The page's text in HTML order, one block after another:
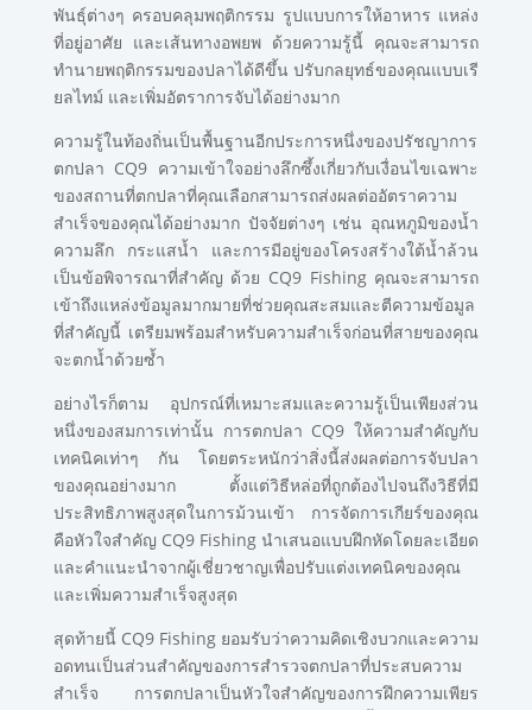
พันธุ์ต่างๆ ครอบคลุมพฤติกรรม รูปแบบการให้อาหาร แหล่ง
ที่อยู่อาศัย และเส้นทางอพยพ ด้วยความรู้นี้ คุณจะสามารถ
ทำนายพฤติกรรมของปลาได้ดีขึ้น ปรับกลยุทธ์ของคุณแบบเรี
ยลไทม์ และเพิ่มอัตราการจับได้อย่างมาก
ความรู้ในท้องถิ่นเป็นพื้นฐานอีกประการหนึ่งของปรัชญาการ
ตกปลา CQ9 ความเข้าใจอย่างลึกซึ้งเกี่ยวกับเงื่อนไขเฉพาะ
ของสถานที่ตกปลาที่คุณเลือกสามารถส่งผลต่ออัตราความ
สำเร็จของคุณได้อย่างมาก ปัจจัยต่างๆ เช่น อุณหภูมิของน้ำ
ความลึก กระแสน้ำ และการมีอยู่ของโครงสร้างใต้น้ำล้วน
เป็นข้อพิจารณาที่สำคัญ ด้วย CQ9 Fishing คุณจะสามารถ
เข้าถึงแหล่งข้อมูลมากมายที่ช่วยคุณสะสมและตีความข้อมูล
ที่สำคัญนี้ เตรียมพร้อมสำหรับความสำเร็จก่อนที่สายของคุณ
จะตกน้ำด้วยซ้ำ
อย่างไรก็ตาม อุปกรณ์ที่เหมาะสมและความรู้เป็นเพียงส่วน
หนึ่งของสมการเท่านั้น การตกปลา CQ9 ให้ความสำคัญกับ
เทคนิคเท่าๆ กัน โดยตระหนักว่าสิ่งนี้ส่งผลต่อการจับปลา
ของคุณอย่างมาก ตั้งแต่วิธีหล่อที่ถูกต้องไปจนถึงวิธีที่มี
ประสิทธิภาพสูงสุดในการม้วนเข้า การจัดการเกียร์ของคุณ
คือหัวใจสำคัญ CQ9 Fishing นำเสนอแบบฝึกหัดโดยละเอียด
และคำแนะนำจากผู้เชี่ยวชาญเพื่อปรับแต่งเทคนิคของคุณ
และเพิ่มความสำเร็จสูงสุด
สุดท้ายนี้ CQ9 Fishing ยอมรับว่าความคิดเชิงบวกและความ
อดทนเป็นส่วนสำคัญของการสำรวจตกปลาที่ประสบความ
สำเร็จ การตกปลาเป็นหัวใจสำคัญของการฝึกความเพียร